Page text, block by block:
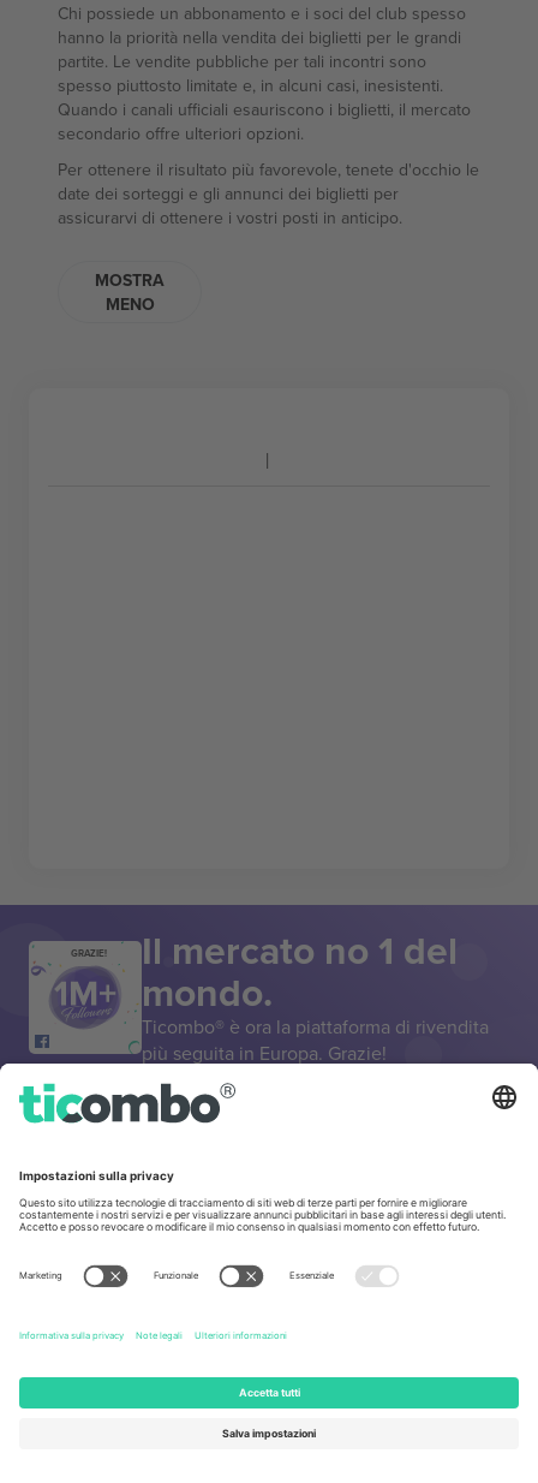
Chi possiede un abbonamento e i soci del club spesso
hanno la priorità nella vendita dei biglietti per le grandi
partite. Le vendite pubbliche per tali incontri sono
spesso piuttosto limitate e, in alcuni casi, inesistenti.
Quando i canali ufficiali esauriscono i biglietti, il mercato
secondario offre ulteriori opzioni.
Per ottenere il risultato più favorevole, tenete d'occhio le
date dei sorteggi e gli annunci dei biglietti per
assicurarvi di ottenere i vostri posti in anticipo.
MOSTRA
MENO
GRAZIE! Il mercato no 1 del
mondo.
Ticombo® è ora la piattaforma di rivendita
più seguita in Europa. Grazie!
INIZIA A VENDERE
Sigillo di eccellenza da parte della
Commissione europea
Ticombo GmbH (società madre) è riconosciuta